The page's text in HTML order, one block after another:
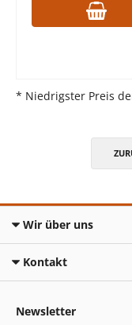
* Niedrigster Preis
Wir über uns
Kontakt
Newsletter